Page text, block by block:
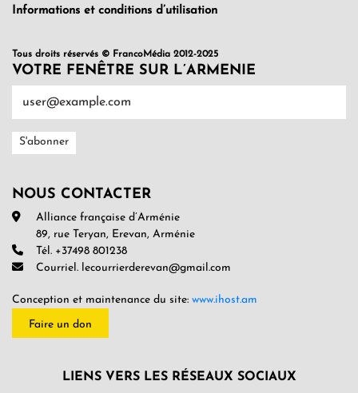
Informations et conditions d’utilisation
Tous droits réservés © FrancoMédia 2012-2025
VOTRE FENÊTRE SUR L’ARMENIE
NOUS CONTACTER
Alliance française d’Arménie
89, rue Teryan, Erevan, Arménie
Tél. +37498 801238
Courriel. lecourrierderevan@gmail.com
Conception et maintenance du site: www.ihost.am
Faire un don
LIENS VERS LES RÉSEAUX SOCIAUX